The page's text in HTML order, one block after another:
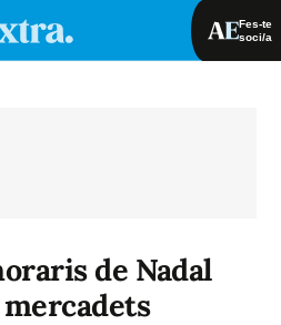
Fes-te
soci/a
de Nadal